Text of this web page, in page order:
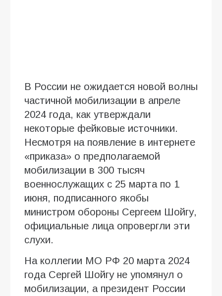
В России не ожидается новой волны
частичной мобилизации в апреле
2024 года, как утверждали
некоторые фейковые источники.
Несмотря на появление в интернете
«приказа» о предполагаемой
мобилизации в 300 тысяч
военнослужащих с 25 марта по 1
июня, подписанного якобы
министром обороны Сергеем Шoйгу,
официальные лица опровергли эти
слухи.
На коллегии МO РФ 20 марта 2024
года Сергей Шoйгy не упомянул о
мобилизации, а президент России